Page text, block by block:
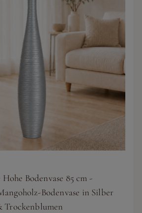
Bodenvase 85 cm -
Bodenvase in Silber
Trockenblumen